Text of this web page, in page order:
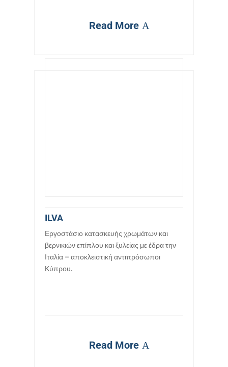
Read More
ILVA
Εργοστάσιο κατασκευής χρωμάτων και
βερνικιών επίπλου και ξυλείας με έδρα την
Ιταλία – αποκλειστική αντιπρόσωποι
Κύπρου.
Read More